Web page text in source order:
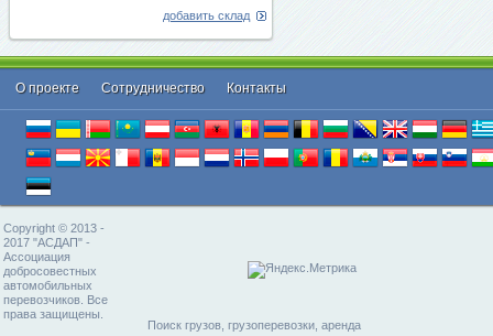
добавить склад
О проекте Cотрудничество Контакты
Copyright © 2013 -
2017 "АСДАП" -
Ассоциация
добросовестных
автомобильных
перевозчиков. Все
права защищены.
Поиск грузов, грузоперевозки, аренда